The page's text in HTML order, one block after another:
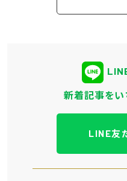
新着記事をい
LINE友